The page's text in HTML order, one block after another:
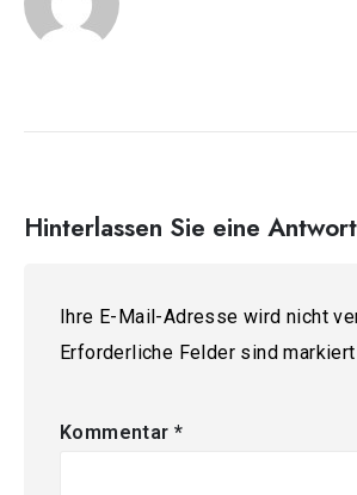
Hinterlassen Sie eine Antwort
Ihre E-Mail-Adresse wird nicht
Erforderliche Felder sind markiert
Kommentar*